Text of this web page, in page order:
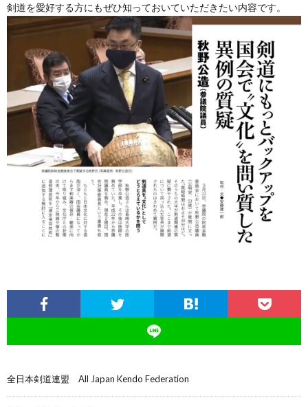
剣道を愛好する方にもぜひ知っておいていただきたい内容です。
全日本剣道連盟 All Japan Kendo Federation